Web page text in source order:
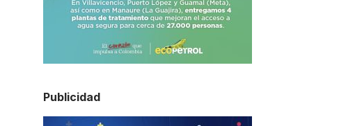
Publicidad